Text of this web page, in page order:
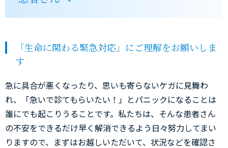
「生命に関わる緊急対応」にご理解をお願いしま
す
急に具合が悪くなったり、思いも寄らないケガに見舞わ
れ、「急いで診てもらいたい！」とパニックになることは
誰にでも起こりうることです。私たちは、そんな患者さん
の不安をできるだけ早く解消できるよう日々努力してまい
りますので、まずはお越しいただいて、状況などを確認さ